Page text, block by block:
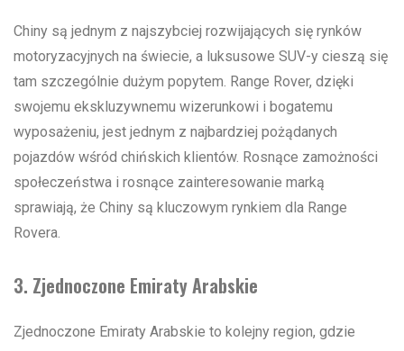
Chiny są jednym z najszybciej rozwijających się rynków
motoryzacyjnych na świecie, a luksusowe SUV-y cieszą się
tam szczególnie dużym popytem. Range Rover, dzięki
swojemu ekskluzywnemu wizerunkowi i bogatemu
wyposażeniu, jest jednym z najbardziej pożądanych
pojazdów wśród chińskich klientów. Rosnące zamożności
społeczeństwa i rosnące zainteresowanie marką
sprawiają, że Chiny są kluczowym rynkiem dla Range
Rovera.
3. Zjednoczone Emiraty Arabskie
Zjednoczone Emiraty Arabskie to kolejny region, gdzie